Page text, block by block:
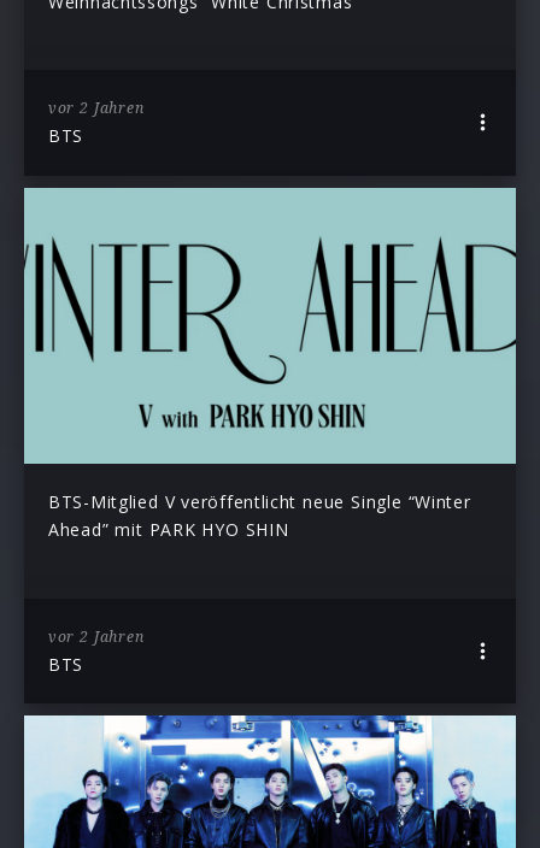
vor 2 Jahren
BTS
BTS-Mitglied V veröffentlicht neue Single “Winter
Ahead” mit PARK HYO SHIN
vor 2 Jahren
BTS